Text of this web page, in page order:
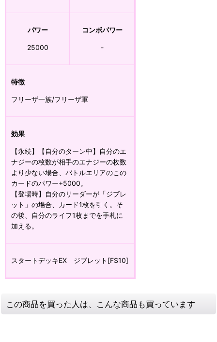
パワー
25000
コンボパワー
-
特徴
フリーザ一族/フリーザ軍
効果
【永続】【自分のターン中】自分のエ
ナジーの枚数が相手のエナジーの枚数
より少ない場合、バトルエリアのこの
カードのパワー+5000。
【登場時】自分のリーダーが「ジブレ
ット」の場合、カード1枚を引く。そ
の後、自分のライフ1枚までを手札に
加える。
スタートデッキEX ジブレット[FS10]
この商品を買った人は、こんな商品も買っています